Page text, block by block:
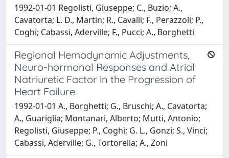
1992-01-01 Regolisti, Giuseppe; C., Buzio; A.,
Cavatorta; L. D., Martin; R., Cavalli; F., Perazzoli; P.,
Coghi; Cabassi, Aderville; F., Pucci; A., Borghetti
Regional Hemodynamic Adjustments,
Neuro-hormonal Responses and Atrial
Natriuretic Factor in the Progression of
Heart Failure
1992-01-01 A., Borghetti; G., Bruschi; A., Cavatorta;
A., Guariglia; Montanari, Alberto; Mutti, Antonio;
Regolisti, Giuseppe; P., Coghi; G. L., Gonzi; S., Vinci;
Cabassi, Aderville; G., Tortorella; A., Zoni